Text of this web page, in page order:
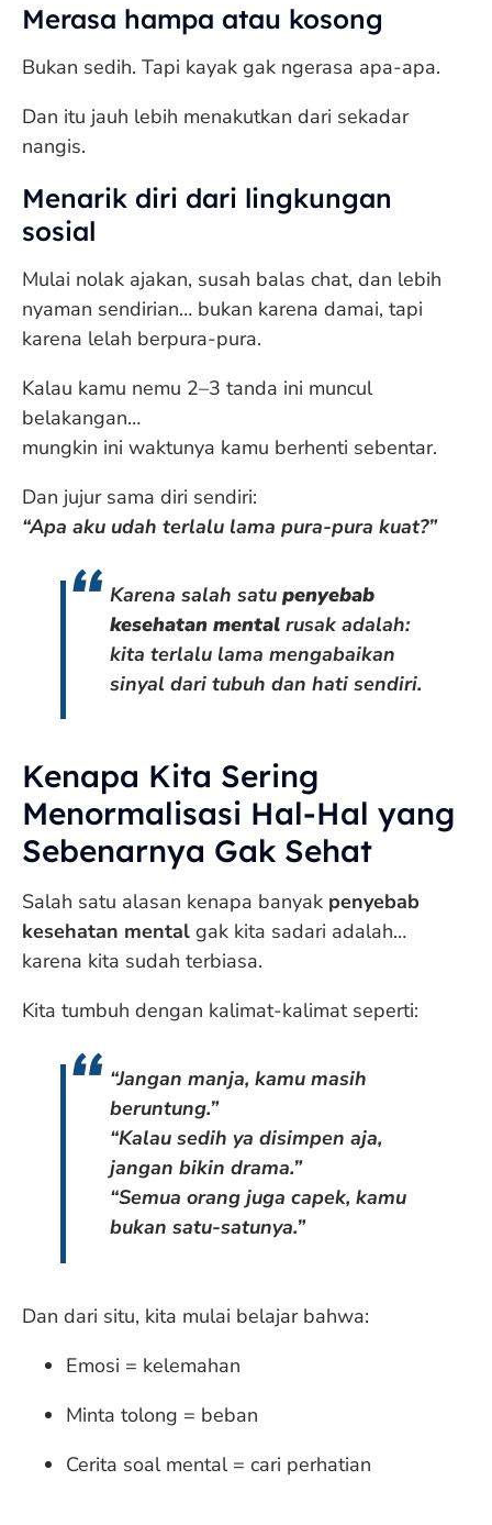
Merasa hampa atau kosong
Bukan sedih. Tapi kayak gak ngerasa apa-apa.
Dan itu jauh lebih menakutkan dari sekadar
nangis.
Menarik diri dari lingkungan
sosial
Mulai nolak ajakan, susah balas chat, dan lebih
nyaman sendirian… bukan karena damai, tapi
karena lelah berpura-pura.
Kalau kamu nemu 2–3 tanda ini muncul
belakangan…
mungkin ini waktunya kamu berhenti sebentar.
Dan jujur sama diri sendiri:
“Apa aku udah terlalu lama pura-pura kuat?”
Karena salah satu penyebab
kesehatan mental rusak adalah:
kita terlalu lama mengabaikan
sinyal dari tubuh dan hati sendiri.
Kenapa Kita Sering
Menormalisasi Hal-Hal yang
Sebenarnya Gak Sehat
Salah satu alasan kenapa banyak penyebab
kesehatan mental gak kita sadari adalah…
karena kita sudah terbiasa.
Kita tumbuh dengan kalimat-kalimat seperti:
“Jangan manja, kamu masih
beruntung.”
“Kalau sedih ya disimpen aja,
jangan bikin drama.”
“Semua orang juga capek, kamu
bukan satu-satunya.”
Dan dari situ, kita mulai belajar bahwa:
Emosi = kelemahan
Minta tolong = beban
Cerita soal mental = cari perhatian